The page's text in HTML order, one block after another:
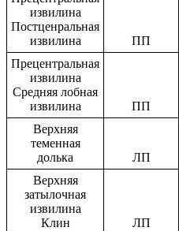
извилина
Постценральная
извилина
ПП
Прецентральная
извилина
Средняя лобная
извилина
ПП
Верхняя
теменная
долька
ЛП
Верхняя
затылочная
извилина
Клин
ЛП